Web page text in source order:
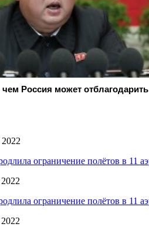
Россия может отблагодарить
ограничение полётов в 11
ограничение полётов в 11